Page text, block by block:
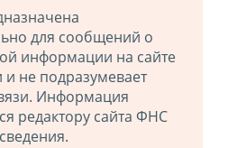
для сообщений о
информации на сайте
не подразумевает
Информация
редактору сайта ФНС